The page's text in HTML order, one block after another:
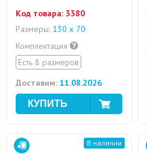
Код товара: 3380
Размеры: 130 х 70
Комплектация
Есть 8 размеров
Доставим: 11.08.2026
В наличии